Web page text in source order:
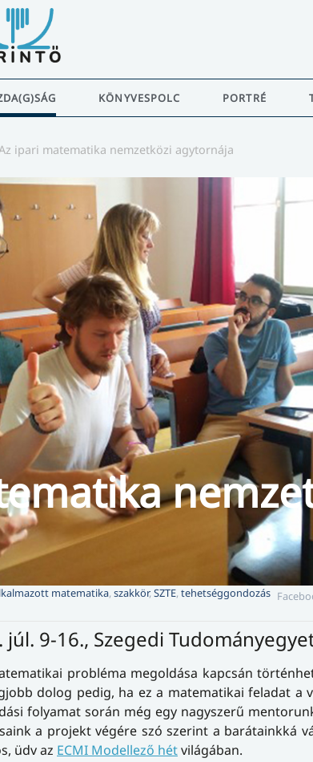
KÖNYVESPOLC PORTRÉ
ipari matematika nemzetközi agytornája
matematika, szakkör, SZTE, tehetséggondozás
9-16., Szegedi
probléma megoldása kapcsán
dolog pedig, ha ez a matematikai feladat a
folyamat során még egy nagyszerű
a projekt végére szó szerint a barátainkká
üdv az ECMI Modellező hétvilágában.